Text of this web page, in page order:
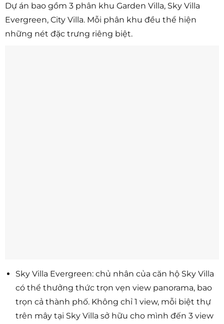
Dự án bao gồm 3 phân khu Garden Villa, Sky Villa
Evergreen, City Villa. Mỗi phân khu đều thể hiện
những nét đặc trưng riêng biệt.
Sky Villa Evergreen: chủ nhân của căn hộ Sky Villa
có thể thưởng thức trọn vẹn view panorama, bao
trọn cả thành phố. Không chỉ 1 view, mỗi biệt thự
trên mây tại Sky Villa sở hữu cho mình đến 3 view